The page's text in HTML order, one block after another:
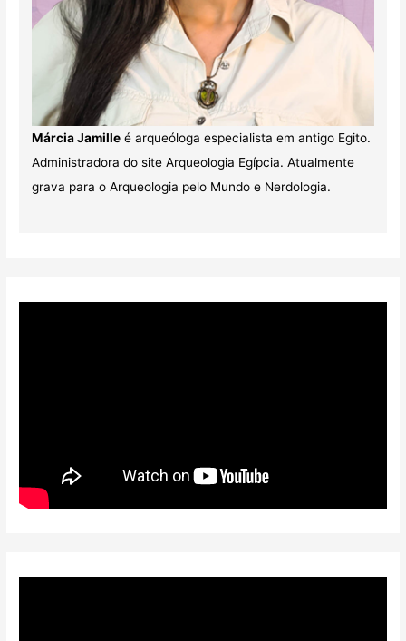
Márcia Jamilleé arqueóloga especialista em antigo Egito.
Administradora do site Arqueologia Egípcia. Atualmente
grava para o Arqueologia pelo Mundo e Nerdologia.